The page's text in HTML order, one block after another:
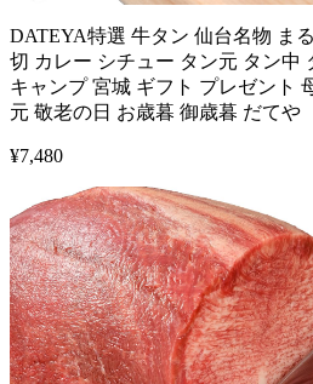
DATEYA特選 牛タン 仙台名物 ま
切 カレー シチュー タン元 タン中
キャンプ 宮城 ギフト プレゼント
元 敬老の日 お歳暮 御歳暮 だてや
¥7,480